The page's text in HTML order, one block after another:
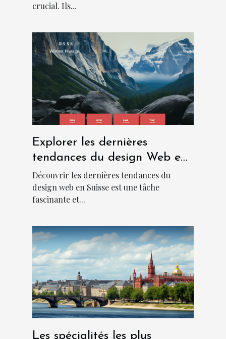
crucial. Ils...
Explorer les dernières
tendances du design Web en
Suisse
Découvrir les dernières tendances du
design web en Suisse est une tâche
fascinante et...
Les spécialités les plus